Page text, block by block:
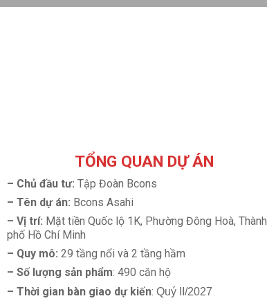
TỔNG QUAN DỰ ÁN
– Chủ đầu tư: Tập Đoàn Bcons
– Tên dự án: Bcons Asahi
– Vị trí: Mặt tiền Quốc lộ 1K, Phường Đông Hoà, Thành
phố Hồ Chí Minh
– Quy mô:29 tầng nổi và 2 tầng hầm
– Số lượng sản phẩm: 490 căn hộ
–Thời gian bàn giao dự kiến:Quý II/2027